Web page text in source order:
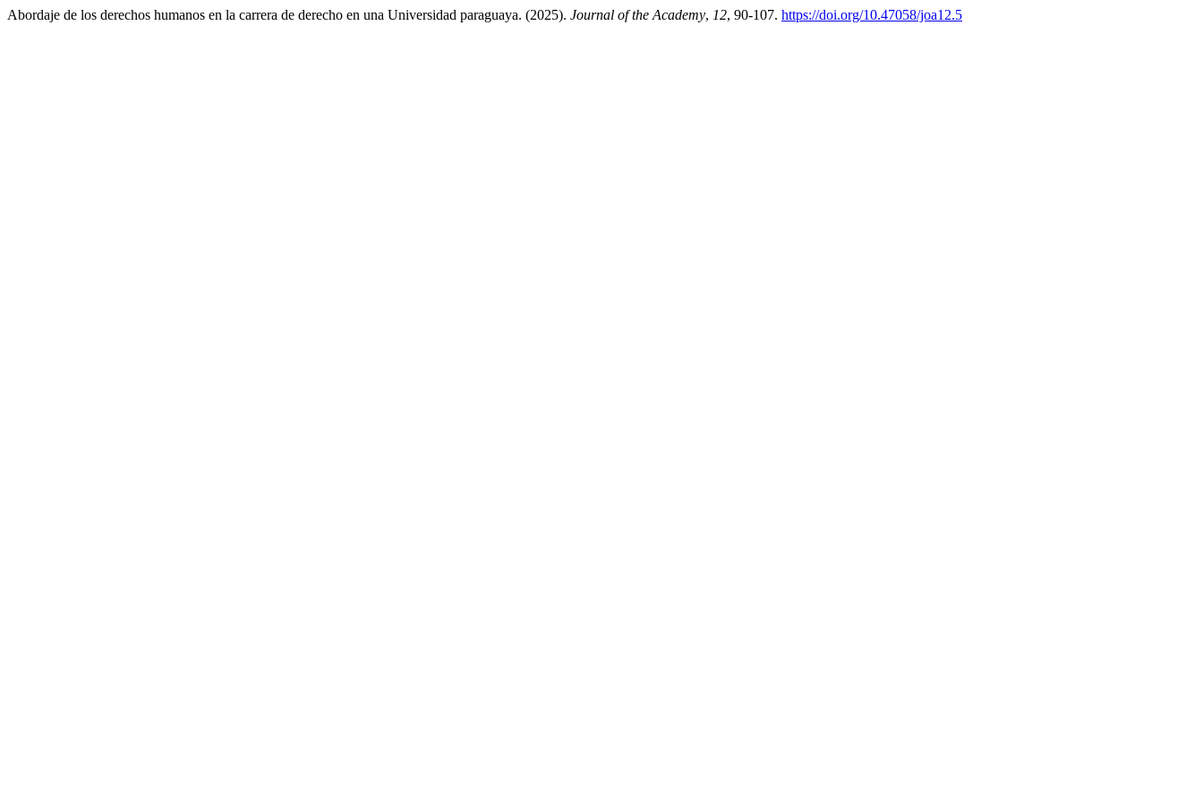
Abordaje de los derechos humanos en la carrera de derecho en una Universidad paraguaya. (2025). Journal of the Academy, 12, 90-107. https://doi.org/10.47058/joa12.5